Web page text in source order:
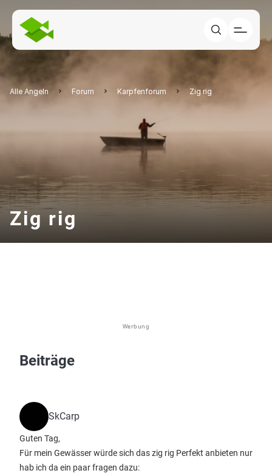
Alle Angeln Forum Karpfenforum Zig rig
Zig rig
Werbung
Beiträge
SkCarp
Guten Tag,
Für mein Gewässer würde sich das zig rig Perfekt anbieten nur
hab ich da ein paar fragen dazu: